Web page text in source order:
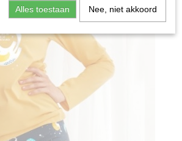
Alles toestaan Nee, niet akkoord